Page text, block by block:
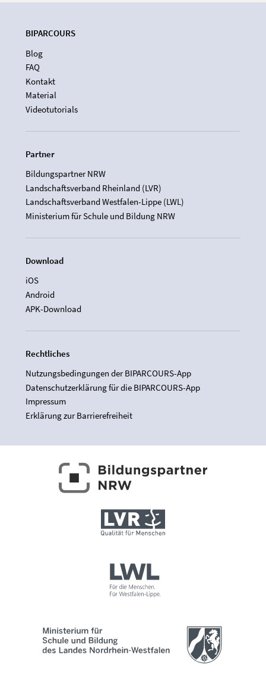
BIPARCOURS
Blog
FAQ
Kontakt
Material
Videotutorials
Partner
Bildungspartner NRW
Landschaftsverband Rheinland (LVR)
Landschaftsverband Westfalen-Lippe (LWL)
Ministerium für Schule und Bildung NRW
Download
iOS
Android
APK-Download
Rechtliches
Nutzungsbedingungen der BIPARCOURS-App
Datenschutzerklärung für die BIPARCOURS-App
Impressum
Erklärung zur Barrierefreiheit